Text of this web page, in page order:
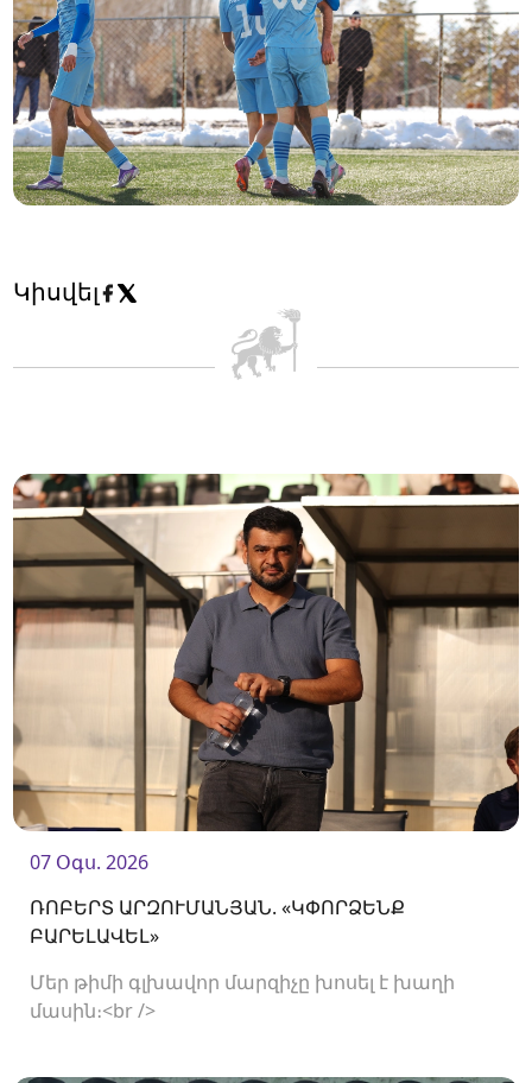
Կիսվել
07 Օգս. 2026
ՌՈԲԵՐՏ ԱՐԶՈՒՄԱՆՅԱՆ. «ԿՓՈՐՁԵՆՔ
ԲԱՐԵԼԱՎԵԼ»
Մեր թիմի գլխավոր մարզիչը խոսել է խաղի
մասին։<br />